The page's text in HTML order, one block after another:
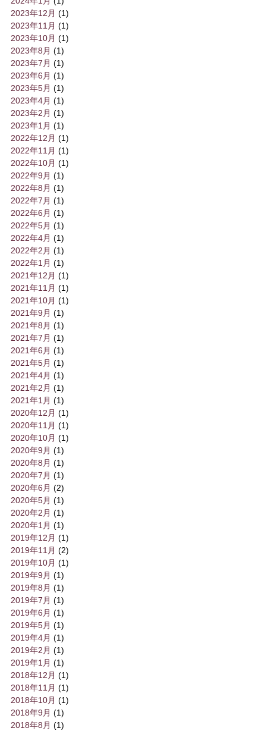
2023年12月 (1)
2023年11月 (1)
2023年10月 (1)
2023年8月 (1)
2023年7月 (1)
2023年6月 (1)
2023年5月 (1)
2023年4月 (1)
2023年2月 (1)
2023年1月 (1)
2022年12月 (1)
2022年11月 (1)
2022年10月 (1)
2022年9月 (1)
2022年8月 (1)
2022年7月 (1)
2022年6月 (1)
2022年5月 (1)
2022年4月 (1)
2022年2月 (1)
2022年1月 (1)
2021年12月 (1)
2021年11月 (1)
2021年10月 (1)
2021年9月 (1)
2021年8月 (1)
2021年7月 (1)
2021年6月 (1)
2021年5月 (1)
2021年4月 (1)
2021年2月 (1)
2021年1月 (1)
2020年12月 (1)
2020年11月 (1)
2020年10月 (1)
2020年9月 (1)
2020年8月 (1)
2020年7月 (1)
2020年6月 (2)
2020年5月 (1)
2020年2月 (1)
2020年1月 (1)
2019年12月 (1)
2019年11月 (2)
2019年10月 (1)
2019年9月 (1)
2019年8月 (1)
2019年7月 (1)
2019年6月 (1)
2019年5月 (1)
2019年4月 (1)
2019年2月 (1)
2019年1月 (1)
2018年12月 (1)
2018年11月 (1)
2018年10月 (1)
2018年9月 (1)
2018年8月 (1)